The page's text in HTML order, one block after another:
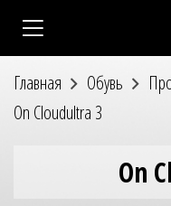
Главная Обувь
On Cloudultra 3
On